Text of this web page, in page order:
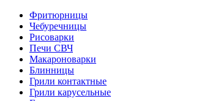
Фритюрницы
Чебуречницы
Рисоварки
Печи СВЧ
Макароноварки
Блинницы
Грили контактные
Грили карусельные